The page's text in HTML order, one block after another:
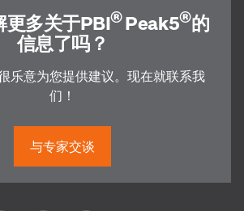
更多关于PBI®Peak5®的
信息了吗？
乐意为您提供建议。现在就联系我
们！
与专家交谈